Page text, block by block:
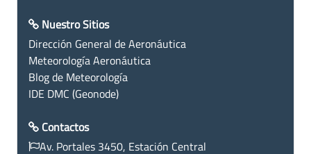
Nuestro Sitios
Dirección General de Aeronáutica
Meteorología Aeronáutica
Blog de Meteorología
IDE DMC (Geonode)
Contactos
Av. Portales 3450, Estación Central